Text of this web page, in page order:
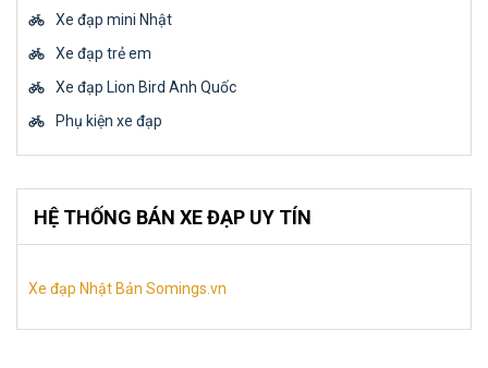
Xe đạp mini Nhật
Xe đạp trẻ em
Xe đạp Lion Bird Anh Quốc
Phụ kiện xe đạp
HỆ THỐNG BÁN XE ĐẠP UY TÍN
Xe đạp Nhật Bản Somings.vn